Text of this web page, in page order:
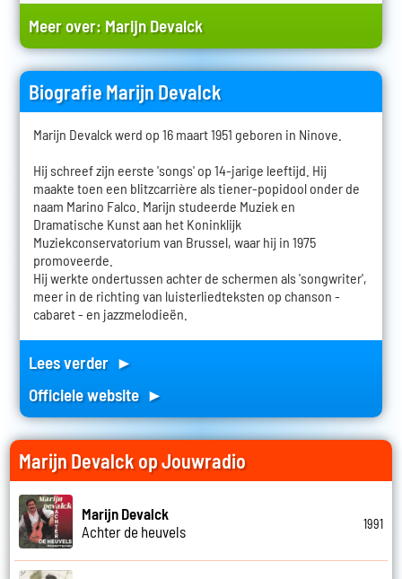
Meer over: Marijn Devalck
Biografie Marijn Devalck
Marijn Devalck werd op 16 maart 1951 geboren in Ninove.
Hij schreef zijn eerste 'songs' op 14-jarige leeftijd. Hij
maakte toen een blitzcarrière als tiener-popidool onder de
naam Marino Falco. Marijn studeerde Muziek en
Dramatische Kunst aan het Koninklijk
Muziekconservatorium van Brussel, waar hij in 1975
promoveerde.
Hij werkte ondertussen achter de schermen als 'songwriter',
meer in de richting van luisterliedteksten op chanson -
cabaret - en jazzmelodieën.
Lees verder ►
Officiele website ►
Marijn Devalck op Jouwradio
Marijn Devalck
Achter de heuvels
1991